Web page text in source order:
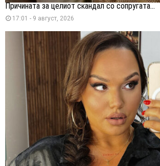
Причината за целиот скандал со сопругата...
17:01 - 9 август, 2026